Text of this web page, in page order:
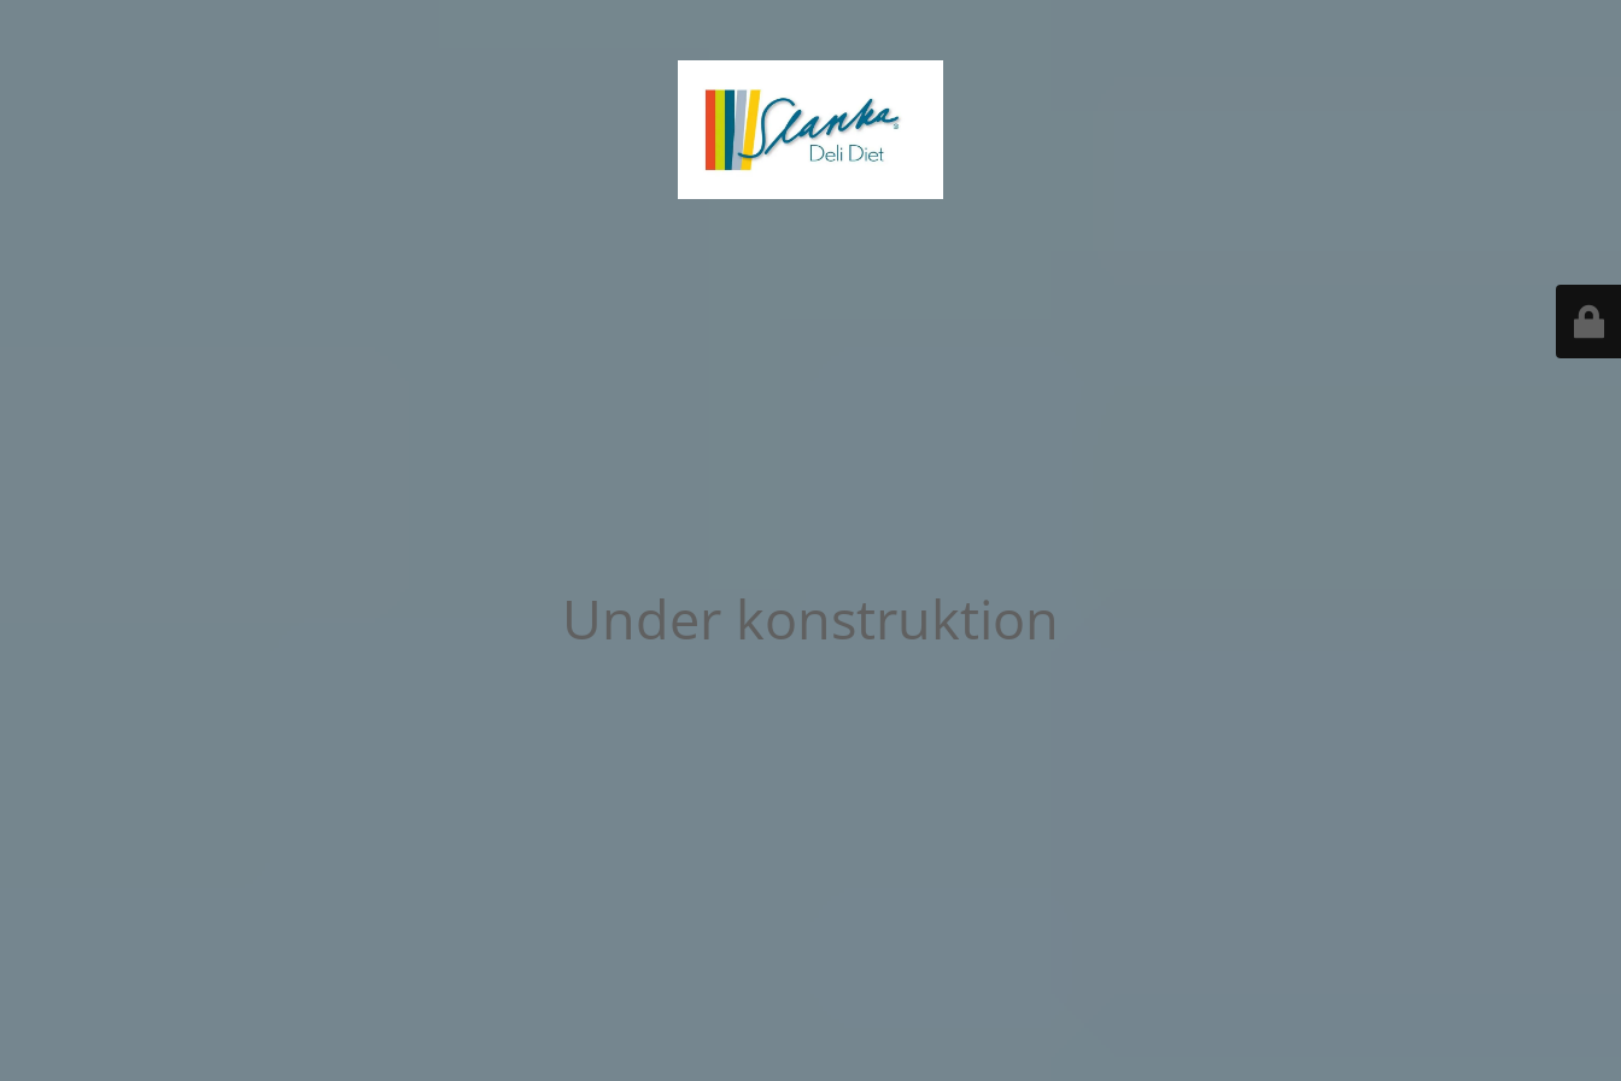
Under konstruktion